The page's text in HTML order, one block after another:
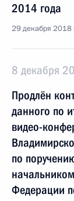
2014 года
29 декабря 2018
8 декабря
Продлён
данного по
видео-
по
Федерации